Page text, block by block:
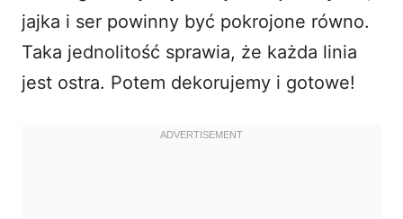
jajka i ser powinny być pokrojone równo.
Taka jednolitość sprawia, że każda linia
jest ostra. Potem dekorujemy i gotowe!